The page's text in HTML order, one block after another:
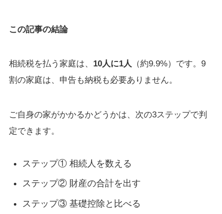
この記事の結論
相続税を払う家庭は、 10人に1人
（約9.9%）です。9
割の家庭は、申告も納税も必要ありません。
ご自身の家がかかるかどうかは、次の3ステップで判
定できます。
ステップ① 相続人を数える
ステップ② 財産の合計を出す
ステップ③ 基礎控除と比べる